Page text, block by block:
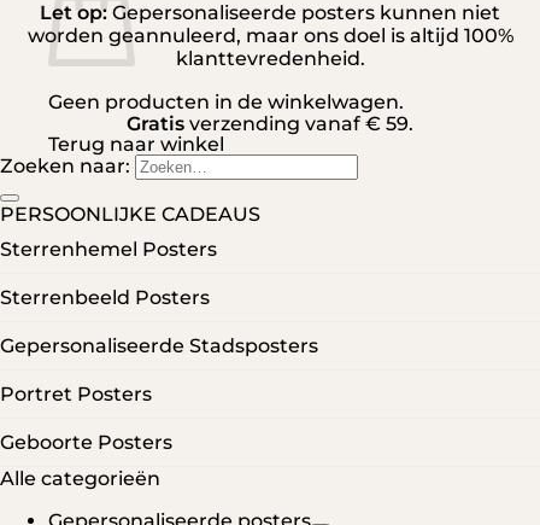
Geen producten in de winkelwagen.
Terug naar winkel
Let op: Gepersonaliseerde posters kunnen niet
worden geannuleerd, maar ons doel is altijd 100%
klanttevredenheid.
Gratis verzending vanaf € 59.
Zoeken naar:
PERSOONLIJKE CADEAUS
Sterrenhemel Posters
Sterrenbeeld Posters
Gepersonaliseerde Stadsposters
Portret Posters
Geboorte Posters
Alle categorieën